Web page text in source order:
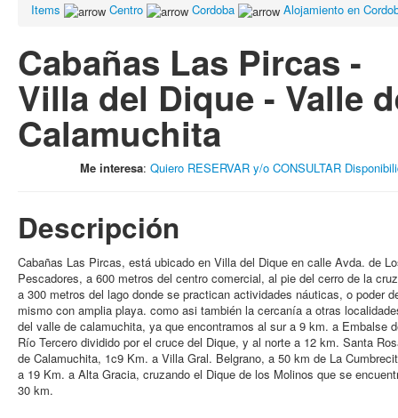
Items Centro Cordoba Alojamiento en
Cabañas Las Pircas -
Villa del Dique - Valle
Calamuchita
Me interesa: Quiero RESERVAR y/o CONSULTAR
Descripción
Cabañas Las Pircas, está ubicado en Villa del Dique en calle Avda. de
Pescadores, a 600 metros del centro comercial, al pie del cerro de la
a 300 metros del lago donde se practican actividades náuticas, o poder
mismo con amplia playa. como asi también la cercanía a otras
del valle de calamuchita, ya que encontramos al sur a 9 km. a Embalse
Río Tercero dividido por el cruce del Dique, y al norte a 12 km. Santa
de Calamuchita, 1c9 Km. a Villa Gral. Belgrano, a 50 km de La
a 19 Km. a Alta Gracia, cruzando el Dique de los Molinos que se
30 km.